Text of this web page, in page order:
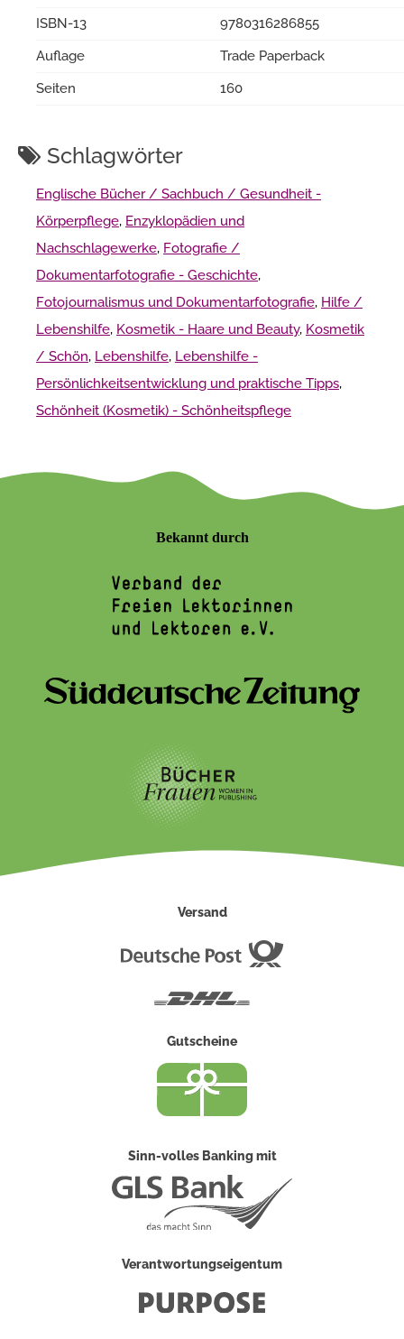
ISBN-13
9780316286855
Auflage
Trade Paperback
Seiten
160
Schlagwörter
Englische Bücher / Sachbuch / Gesundheit -
Körperpflege, Enzyklopädien und
Nachschlagewerke, Fotografie /
Dokumentarfotografie - Geschichte,
Fotojournalismus und Dokumentarfotografie, Hilfe /
Lebenshilfe, Kosmetik - Haare und Beauty, Kosmetik
/ Schön, Lebenshilfe, Lebenshilfe -
Persönlichkeitsentwicklung und praktische Tipps,
Schönheit (Kosmetik) - Schönheitspflege
Bekannt durch
Versand
Gutscheine
Sinn-volles Banking mit
Verantwortungseigentum